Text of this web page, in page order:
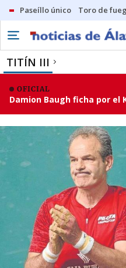
Paseíllo único Toro de
TITÍN III
OFICIAL
Damion Baugh ficha por el